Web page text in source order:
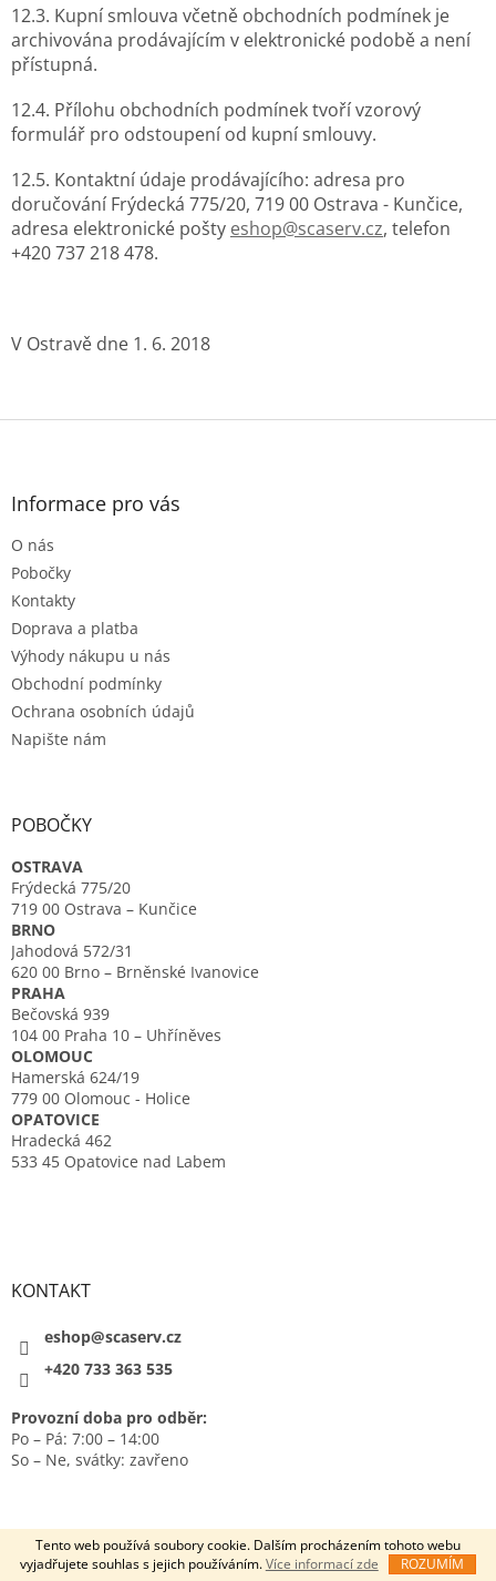
Tento web používá soubory cookie. Dalším procházením tohoto webu
vyjadřujete souhlas s jejich používáním.Více informací zde ROZUMÍM
12.3. Kupní smlouva včetně obchodních podmínek je
archivována prodávajícím v elektronické podobě a není
přístupná.
12.4. Přílohu obchodních podmínek tvoří vzorový
formulář pro odstoupení od kupní smlouvy.
12.5. Kontaktní údaje prodávajícího: adresa pro
doručování Frýdecká 775/20, 719 00 Ostrava - Kunčice,
adresa elektronické pošty eshop@scaserv.cz, telefon
+420 737 218 478.
V Ostravě dne 1. 6. 2018
Z
Informace pro vás
O nás
Pobočky
Kontakty
Doprava a platba
Výhody nákupu u nás
Obchodní podmínky
Ochrana osobních údajů
Napište nám
POBOČKY
OSTRAVA
Frýdecká 775/20
719 00 Ostrava – Kunčice
BRNO
Jahodová 572/31
620 00 Brno – Brněnské Ivanovice
PRAHA
Bečovská 939
104 00 Praha 10 – Uhříněves
OLOMOUC
Hamerská 624/19
779 00 Olomouc - Holice
OPATOVICE
Hradecká 462
533 45 Opatovice nad Labem
KONTAKT
eshop@scaserv.cz
+420 733 363 535
Provozní doba pro odběr:
Po – Pá: 7:00 – 14:00
So – Ne, svátky: zavřeno